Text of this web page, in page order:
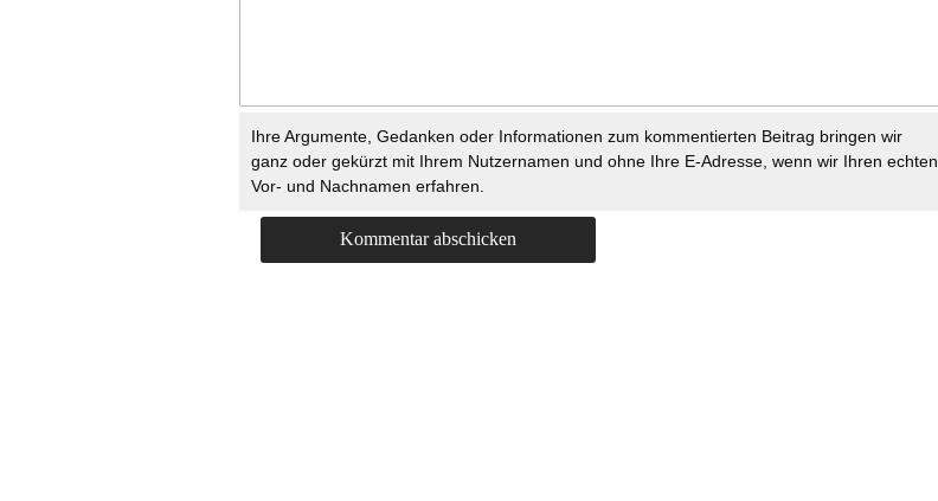
Ihre Argumente, Gedanken oder Informationen zum kommentierten Beitrag bringen wir
ganz oder gekürzt mit Ihrem Nutzernamen und ohne Ihre E-Adresse, wenn wir Ihren echten
Vor- und Nachnamen erfahren.